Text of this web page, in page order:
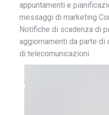
appuntamenti e
messaggi di marketing
Notifiche di scadenza di
aggiornamenti da parte
di telecomunicazioni